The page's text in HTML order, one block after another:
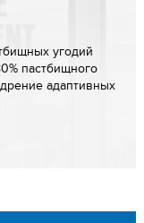
угодий
пастбищного
адаптивных